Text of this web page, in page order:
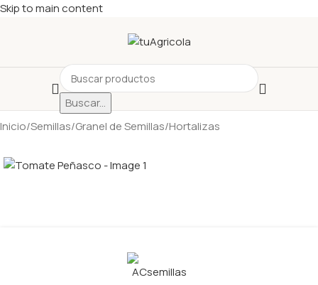
Skip to main content
Buscar...
Inicio/Semillas/Granel de Semillas/Hortalizas